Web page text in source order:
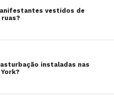
vestidos de
ruas?
instaladas nas